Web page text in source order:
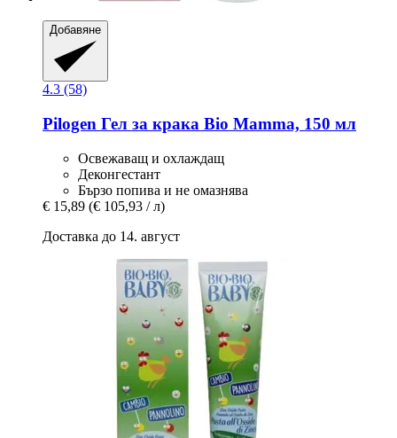
Добавяне
4.3 (58)
Pilogen Гел за крака Bio Mamma, 150 мл
Освежаващ и охлаждащ
Деконгестант
Бързо попива и не омазнява
€ 15,89 (€ 105,93 / л)
Доставка до 14. август